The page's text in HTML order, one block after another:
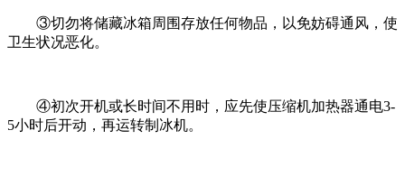
③切勿将储藏冰箱周围存放任何物品，以免妨碍通风，使
卫生状况恶化。
④初次开机或长时间不用时，应先使压缩机加热器通电3-
5小时后开动，再运转制冰机。